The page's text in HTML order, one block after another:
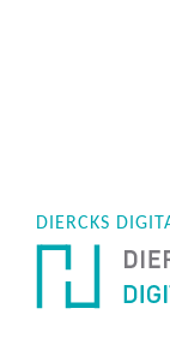
DIERCKS